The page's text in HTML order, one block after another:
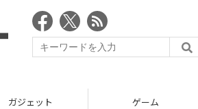
ガジェット ゲーム